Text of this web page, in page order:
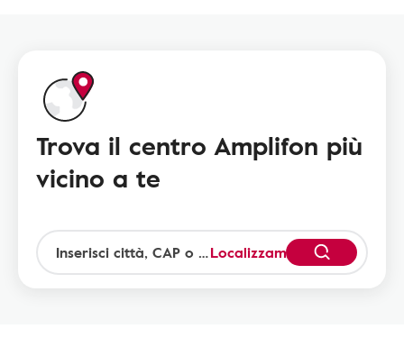
Trova il centro Amplifon più
vicino a te
Localizzami